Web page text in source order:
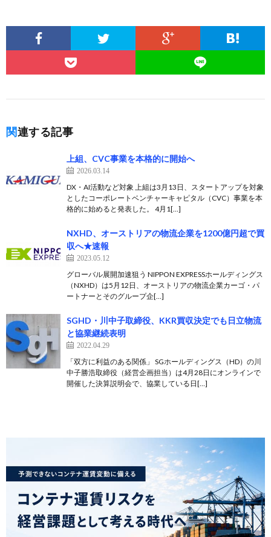
関連する記事
上組、CVC事業を本格的に開始へ
2026.03.14
DX・AI活動など対象 上組は3月13日、スタートアップを対象
としたコーポレートベンチャーキャピタル（CVC）事業を本
格的に始めると発表した。 4月1[…]
NXHD、オーストリアの物流企業を1200億円超で買
収へ★速報
2023.05.12
グローバル展開加速狙う NIPPON EXPRESSホールディングス
（NXHD）は5月12日、オーストリアの物流企業カーゴ・パ
ートナーとそのグループ企[…]
SGHD・川中子取締役、KKR買収決定でも日立物流
と協業継続表明
2022.04.29
「双方に利益のある関係」 SGホールディングス（HD）の川
中子勝浩取締役（経営企画担当）は4月28日にオンラインで
開催した決算説明会で、協業している日[…]